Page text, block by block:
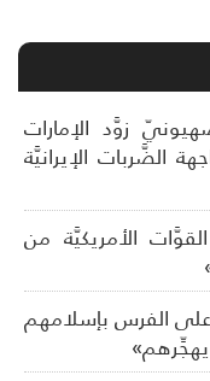
زوَّد الإمارات
الإيرانيَّة
الأمريكيَّة من
الفرس بإسلامهم